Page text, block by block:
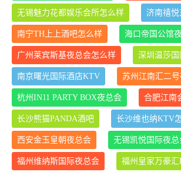
无锡魅力花都娱乐会所怎么样 济南禧
南宁TH上上酒吧怎么样 海口帝国公馆
广州莱宾斯基夜总会怎么样 深圳温莎
南京曙光国际酒店KTV 苏州江南汇二
杭州IN11 PARTY BOX夜总会 合肥江南
长沙熊猫PANDA酒吧 长沙维也纳KTV
西安金玉皇朝夜总会 无锡凯悦国际夜总
福州维纳斯国际夜总会 福州皇家万豪